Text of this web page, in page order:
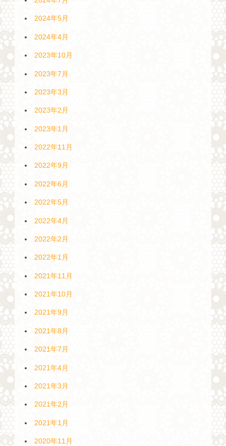
2024年5月
2024年4月
2023年10月
2023年7月
2023年3月
2023年2月
2023年1月
2022年11月
2022年9月
2022年6月
2022年5月
2022年4月
2022年2月
2022年1月
2021年11月
2021年10月
2021年9月
2021年8月
2021年7月
2021年4月
2021年3月
2021年2月
2021年1月
2020年11月